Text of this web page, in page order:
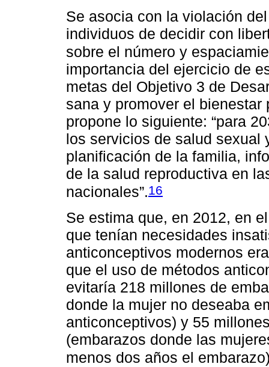
Se asocia con la violación
individuos de decidir con
sobre el número y
importancia del ejercicio de
metas del Objetivo 3 de
sana y promover el bienestar
propone lo siguiente: “para
los servicios de salud sexual
planificación de la familia,
de la salud reproductiva en
nacionales”.16
Se estima que, en 2012, en
que tenían necesidades
anticonceptivos modernos
que el uso de métodos
evitaría 218 millones de
donde la mujer no deseaba
anticonceptivos) y 55
(embarazos donde las
menos dos años el